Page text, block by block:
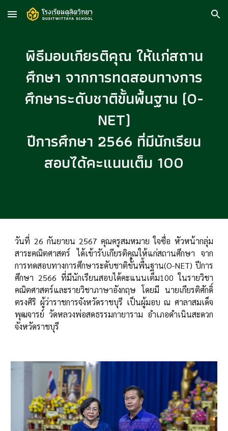
Skip to main content Skip to navigation
พิธีมอบเกียรติคุณ ให้แก่สถาน
ศึกษา จากการทดสอบทางการ
ศึกษาระดับชาติขั้นพื้นฐาน (O-
NET)
ปีการศึกษา 2566 ที่มีนักเรียน
สอบได้คะแนนเต็ม 100
วันที่ 26 กันยายน 2567 คุณครูสมหมาย ใจซื่อ หัวหน้ากลุ่ม
สาระคณิตศาสตร์ ได้เข้ารับเกียรติคุณให้แก่สถานศึกษา จาก
การทดสอบทางการศึกษาระดับชาติขั้นพื้นฐาน(O-NET) ปีการ
ศึกษา 2566 ที่มีนักเรียนสอบได้คะแนนเต็ม100 ในรายวิชา
คณิตศาสตร์และรายวิชาภาษาอังกฤษ โดยมี นายเกียรติศักดิ์
ตรงศิริ ผู้ว่าราชการจังหวัดราชบุรี เป็นผู้มอบ ณ ศาลาสมเด็จ
พุฒจารย์ วัดหลวงพ่อสดธรรมกายาราม อำเภอดำเนินสะดวก
จังหวัดราชบุรี